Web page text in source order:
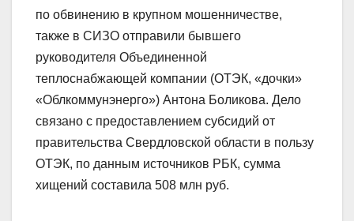
по обвинению в крупном мошенничестве,
также в СИЗО отправили бывшего
руководителя Объединенной
теплоснабжающей компании (ОТЭК, «дочки»
«Облкоммунэнерго») Антона Боликова. Дело
связано с предоставлением субсидий от
правительства Свердловской области в пользу
ОТЭК, по данным источников РБК, сумма
хищений составила 508 млн руб.